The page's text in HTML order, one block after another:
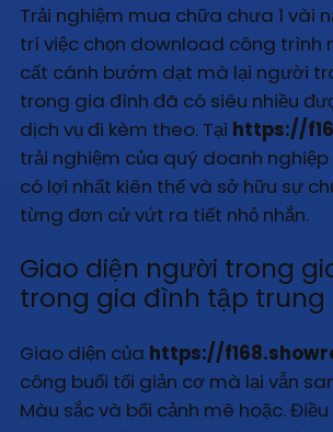
Trải nghiệm mua chữa chưa 1 vài
trí việc chọn download công trình
cất cánh bướm dạt mà lại người
trong gia đình đã có siêu nhiều
dịch vụ đi kèm theo. Tại https://
trải nghiệm của quý doanh
có lợi nhất kiên thế và sở hữu sự
từng đơn cử vứt ra tiết nhỏ nhắn.
Giao diện người trong
trong gia đình tập trung
Giao diện của https://
công buổi tối giản cơ mà lại vẫn
Màu sắc và bối cảnh mê hoặc.